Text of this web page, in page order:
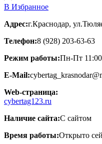
В Избранное
Адрес:г.Краснодар,
Телефон:8 (928) 203-63-63
Режим работы:Пн-Пт
E-Mail:
Web-страница:
cybertag123.ru
Наличие сайта:С сайтом
Время работы:Открыто